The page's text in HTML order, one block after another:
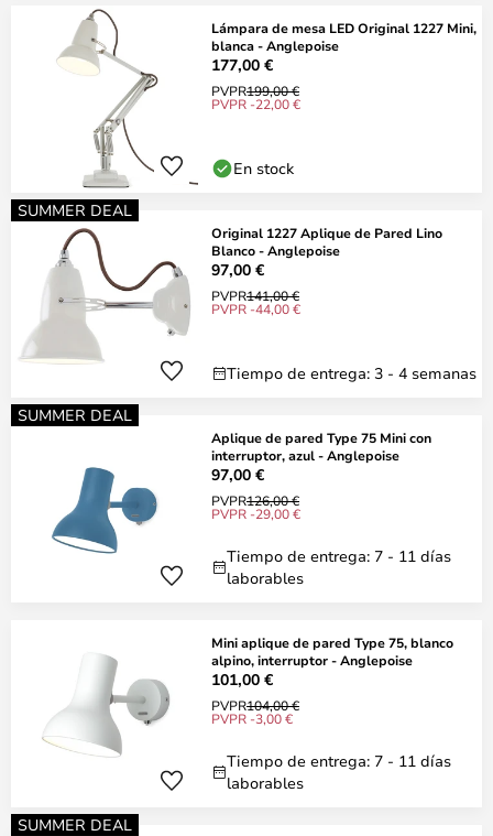
Lámpara de mesa LED Original 1227 Mini,
blanca - Anglepoise
177,00 €
PVPR199,00 €
PVPR -22,00 €
En stock
SUMMER DEAL
Original 1227 Aplique de Pared Lino
Blanco - Anglepoise
97,00 €
PVPR141,00 €
PVPR -44,00 €
Tiempo de entrega: 3 - 4 semanas
SUMMER DEAL
Aplique de pared Type 75 Mini con
interruptor, azul - Anglepoise
97,00 €
PVPR126,00 €
PVPR -29,00 €
Tiempo de entrega: 7 - 11 días
laborables
Mini aplique de pared Type 75, blanco
alpino, interruptor - Anglepoise
101,00 €
PVPR104,00 €
PVPR -3,00 €
Tiempo de entrega: 7 - 11 días
laborables
SUMMER DEAL